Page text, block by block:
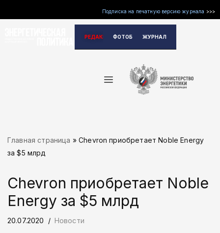
Подписка на печатную версию журнала >>>
РЕДАКЦИЯФОТОБАНКЖУРНАЛ
Главная страница »Chevron приобретает Noble Energy
за $5 млрд
Chevron приобретает Noble
Energy за $5 млрд
20.07.2020 Новости